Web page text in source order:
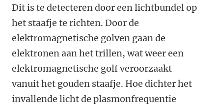
Dit is te detecteren door een lichtbundel op
het staafje te richten. Door de
elektromagnetische golven gaan de
elektronen aan het trillen, wat weer een
elektromagnetische golf veroorzaakt
vanuit het gouden staafje. Hoe dichter het
invallende licht de plasmonfrequentie